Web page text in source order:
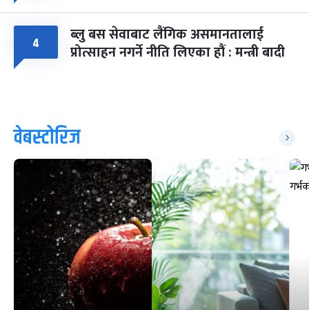
४ ब्लु बस सेवाबाट लैंगिक असमानतालाई
प्रोत्साहन नगर्ने नीति लिएका हौं : मन्त्री बादी
वेबस्टोरिज